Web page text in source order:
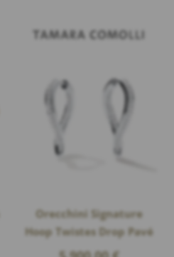
Orecchini Signature
Hoop Twistes Drop Pavé